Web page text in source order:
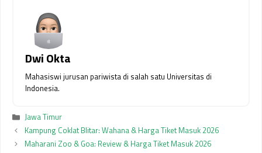
Dwi Okta
Mahasiswi jurusan pariwista di salah satu Universitas di
Indonesia.
Kategori
Jawa Timur
Kampung Coklat Blitar: Wahana & Harga Tiket Masuk 2026
Maharani Zoo & Goa: Review & Harga Tiket Masuk 2026